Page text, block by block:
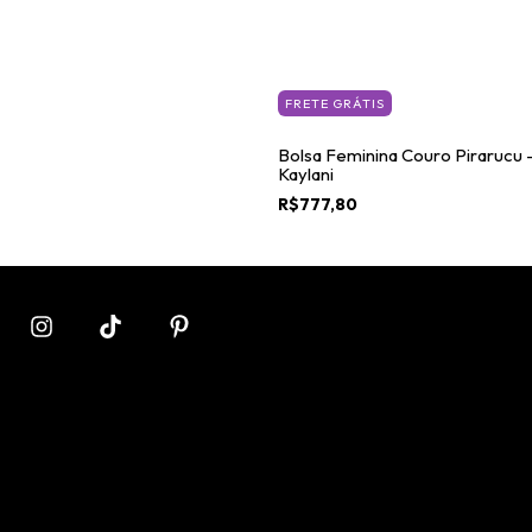
FRETE GRÁTIS
Bolsa Feminina Couro Pirarucu
Kaylani
R$777,80